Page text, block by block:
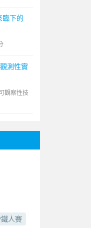
下的
測性實
觀察性技
人賽